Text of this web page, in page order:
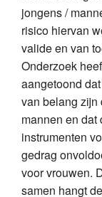
jongens /
risico hiervan
valide en van
Onderzoek
aangetoond
van belang zijn
mannen en
instrumenten
gedrag
voor vrouwen.
samen hangt